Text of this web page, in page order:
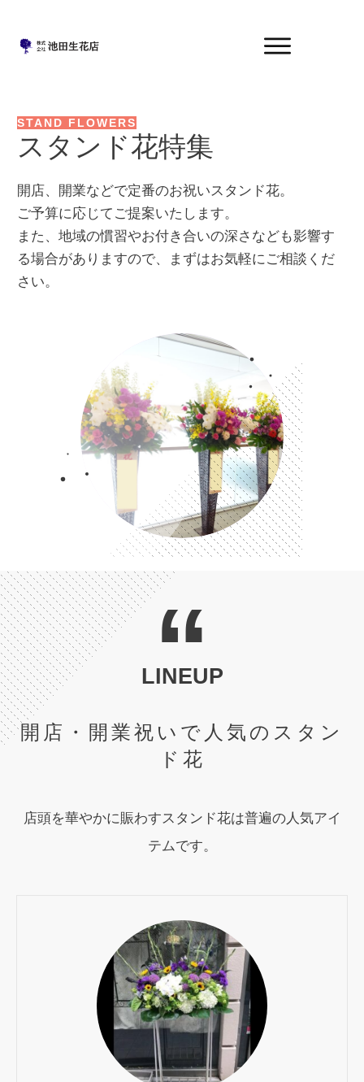
STAND FLOWERS
スタンド花特集
開店、開業などで定番のお祝いスタンド花。
ご予算に応じてご提案いたします。
また、地域の慣習やお付き合いの深さなども影響す
る場合がありますので、まずはお気軽にご相談くだ
さい。
“
LINEUP
開店・開業祝いで人気のスタン
ド花
店頭を華やかに賑わすスタンド花は普遍の人気アイ
テムです。